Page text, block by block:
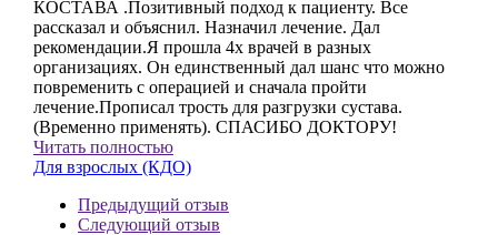
КОСТАВА .Позитивный подход к пациенту. Все
рассказал и объяснил. Назначил лечение. Дал
рекомендации.Я прошла 4х врачей в разных
организациях. Он единственный дал шанс что можно
повременить с операцией и сначала пройти
лечение.Прописал трость для разгрузки сустава.
(Временно применять). СПАСИБО ДОКТОРУ!
Читать полностью
Для взрослых (КДО)
Предыдущий отзыв
Следующий отзыв